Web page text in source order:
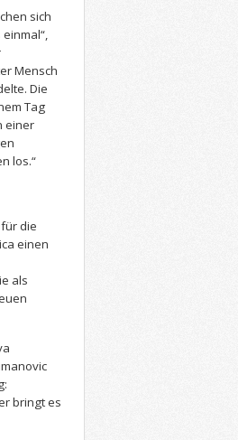
sich
Mensch
Die
Tag
einer
los.“
die
einen
als
bringt es